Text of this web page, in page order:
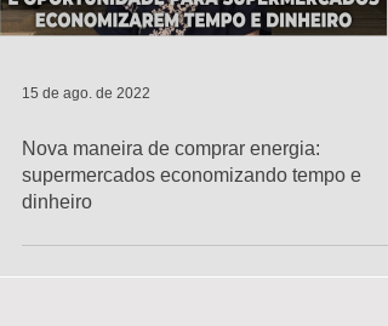
15 de ago. de 2022
Nova maneira de comprar energia:
supermercados economizando tempo e
dinheiro